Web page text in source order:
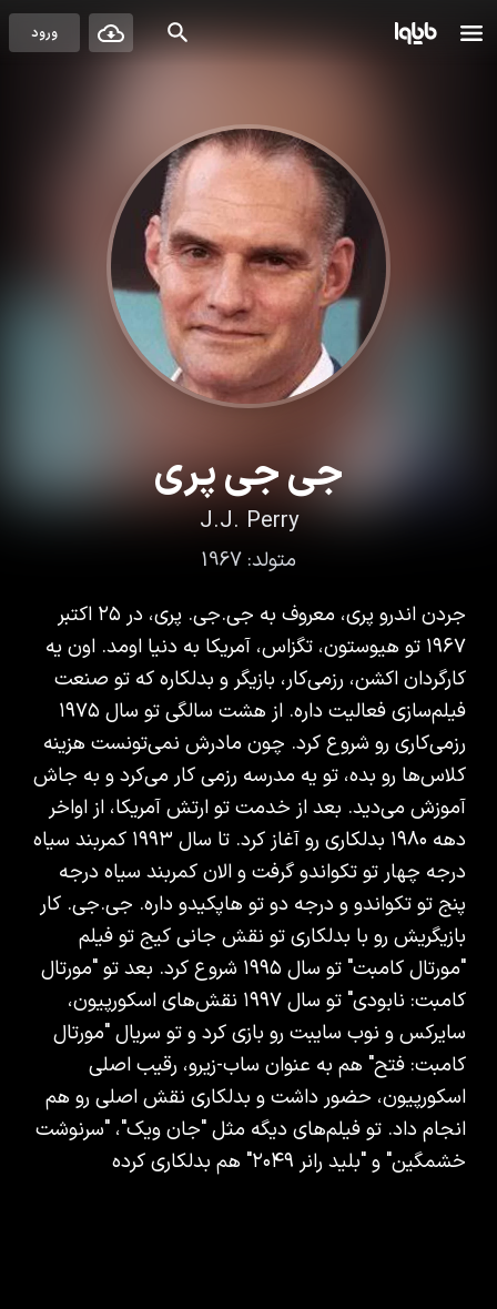
ورود
جی جی پری
J.J. Perry
متولد: 1967
جردن اندرو پری، معروف به جی.جی. پری، در ۲۵ اکتبر
۱۹۶۷ تو هیوستون، تگزاس، آمریکا به دنیا اومد. اون یه
کارگردان اکشن، رزمی‌کار، بازیگر و بدلکاره که تو صنعت
فیلم‌سازی فعالیت داره. از هشت سالگی تو سال ۱۹۷۵
رزمی‌کاری رو شروع کرد. چون مادرش نمی‌تونست هزینه
کلاس‌ها رو بده، تو یه مدرسه رزمی کار می‌کرد و به جاش
آموزش می‌دید. بعد از خدمت تو ارتش آمریکا، از اواخر
دهه ۱۹۸۰ بدلکاری رو آغاز کرد. تا سال ۱۹۹۳ کمربند سیاه
درجه چهار تو تکواندو گرفت و الان کمربند سیاه درجه
پنج تو تکواندو و درجه دو تو هاپکیدو داره. جی.جی. کار
بازیگریش رو با بدلکاری تو نقش جانی کیج تو فیلم
"مورتال کامبت" تو سال ۱۹۹۵ شروع کرد. بعد تو "مورتال
کامبت: نابودی" تو سال ۱۹۹۷ نقش‌های اسکورپیون،
سایرکس و نوب سایبت رو بازی کرد و تو سریال "مورتال
کامبت: فتح" هم به عنوان ساب-زیرو، رقیب اصلی
اسکورپیون، حضور داشت و بدلکاری نقش اصلی رو هم
انجام داد. تو فیلم‌های دیگه مثل "جان ویک"، "سرنوشت
خشمگین" و "بلید رانر ۲۰۴۹" هم بدلکاری کرده